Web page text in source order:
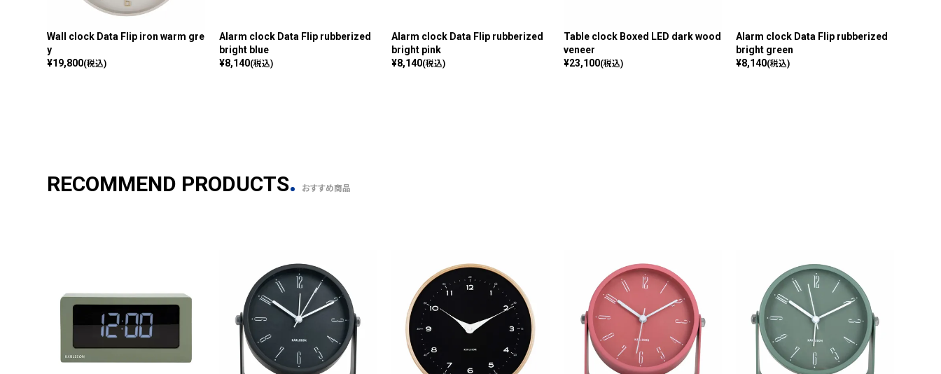
Wall clock Data Flip iron warm gre
y
¥19,800(税込)
Alarm clock Data Flip rubberized
bright blue
¥8,140(税込)
Alarm clock Data Flip rubberized
bright pink
¥8,140(税込)
Table clock Boxed LED dark wood
veneer
¥23,100(税込)
Alarm clock Data Flip rubberized
bright green
¥8,140(税込)
RECOMMEND PRODUCTS おすすめ商品